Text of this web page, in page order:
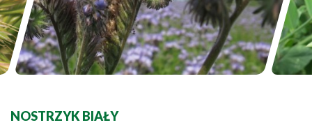
NOSTRZYK BIAŁY